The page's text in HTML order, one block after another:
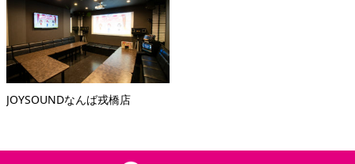
JOYSOUNDなんば戎橋店